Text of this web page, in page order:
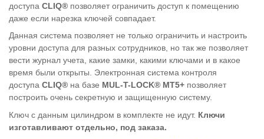
доступа CLIQ® позволяет ограничить доступ к помещению
даже если нарезка ключей совпадает.
Данная система позволяет не только ограничить и настроить
уровни доступа для разных сотрудников, но так же позволяет
вести журнал учета, какие замки, какими ключами и в какое
время были открыты. Электронная система контроля
доступа CLIQ® на базе MUL-T-LOCK® MT5+ позволяет
построить очень секретную и защищенную систему.
Ключ с данным цилиндром в комплекте не идут. Ключи
изготавливают отдельно, под заказа.